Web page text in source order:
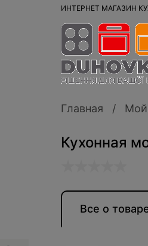
ИНТЕРНЕТ МАГАЗИН
Главная
Кухонная
Все о